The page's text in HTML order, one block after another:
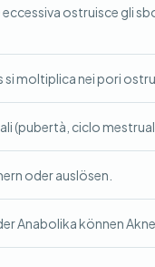
eccessiva ostruisce gli
moltiplica nei pori
(pubertà, ciclo
oder auslösen.
Anabolika können Akne